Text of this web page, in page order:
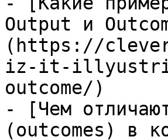
Output и
(https://
iz-it-
outcome/)
- [Чем
(outcomes) в